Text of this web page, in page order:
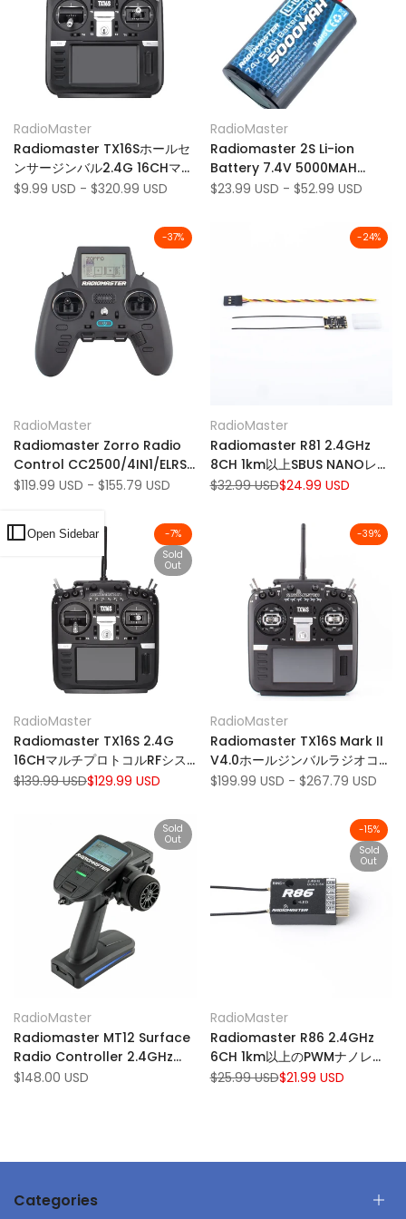
to
Wishlist
Add
to
Compare
Quick view
Quick add
Vendor:
RadioMaster
Radiomaster TX16Sホールセ
ンサージンバル2.4G 16CHマル
チプロトコルRFシステム
Sale
$9.99 USD - $320.99 USD
to
Wishlist
Add
to
Compare
Quick view
Quick add
Vendor:
RadioMaster
Radiomaster 2S Li-ion
Battery 7.4V 5000MAH
XT30 Radiomaster TX16S
Sale
$23.99 USD - $52.99 USD
-37%
to
Wishlist
Add
to
Compare
Quick add
Vendor:
RadioMaster
Radiomaster Zorro Radio
Control CC2500/4IN1/ELRS
バージョンホールセンサー
ァームウェア
Sale
$119.99 USD - $155.79 USD
-24%
to
Wishlist
Add
to
Compare
Add to cart
Vendor:
RadioMaster
Radiomaster R81 2.4GHz
8CH 1km以上SBUS NANOレシ
ーバー互換FRSKY D8サポート
Regular
$32.99 USDSale
$24.99 USD
-7%
Sold
Out
to
Wishlist
Add
to
Compare
View product
Vendor:
RadioMaster
Radiomaster TX16S 2.4G
16CHマルチプロトコルRFシス
テムOpentX Potentiomer
Regular
$139.99 USDSale
$129.99 USD
-39%
to
Wishlist
Add
to
Compare
Quick view
Quick add
Vendor:
RadioMaster
Radiomaster TX16S Mark II
V4.0ホールジンバルラジオコン
トローラー2.4G 16CH EDGETX
Sale
$199.99 USD - $267.79 USD
Sold
Out
to
Wishlist
Add
to
Compare
View product
Vendor:
RadioMaster
Radiomaster MT12 Surface
Radio Controller 2.4GHz
ELRS/4-IN-1マルチプロトコル
Sale
$148.00 USD
-15%
Sold
Out
to
Wishlist
Add
to
Compare
View product
Vendor:
RadioMaster
Radiomaster R86 2.4GHz
6CH 1km以上のPWMナノレシ
ーバー互換FRSKY D8サポート
Regular
$25.99 USDSale
$21.99 USD
Open Sidebar
Categories